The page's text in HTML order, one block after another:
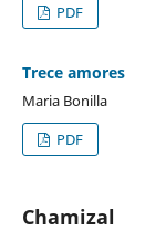
PDF
Trece amores
Maria Bonilla
PDF
Chamizal